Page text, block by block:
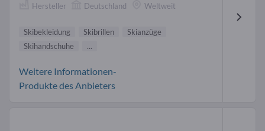
Hersteller Deutschland Weltweit
Skibekleidung Skibrillen
Skianzüge
Skihandschuhe
...
Weitere Informationen-
Produkte des Anbieters